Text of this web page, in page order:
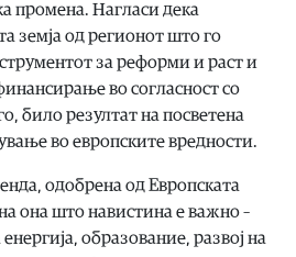
промена. Нагласи дека
земја од регионот што го
за реформи и раст и
во согласност со
било резултат на посветена
во европските вредности.
одобрена од Европската
она што навистина е важно –
образование, развој на